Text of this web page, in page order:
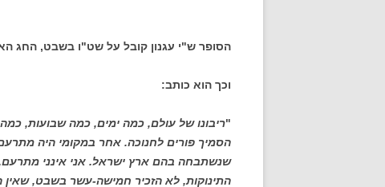
הסופר ש"י עגנון קובל על שט"ו בשבט, החג
וכך הוא כותב:
"ריבונו של עולם, כמה ימים, כמה שבועות,
הסמיך פורים לחנוכה. אחר במקומי היה
שנשתבחה בהם ארץ ישראל. אני אינני
התינוקות, לא הזכיר חמישה-עשר בשבט, שאין